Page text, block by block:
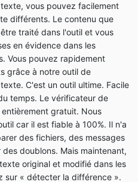
vous pouvez facilement
différents. Le contenu que
traité dans l'outil et vous
en évidence dans les
Vous pouvez rapidement
grâce à notre outil de
C'est un outil ultime. Facile
temps. Le vérificateur de
gratuit. Nous
car il est fiable à 100%. Il n'a
des fichiers, des messages
doublons. Mais maintenant,
original et modifié dans les
sur « détecter la différence ».